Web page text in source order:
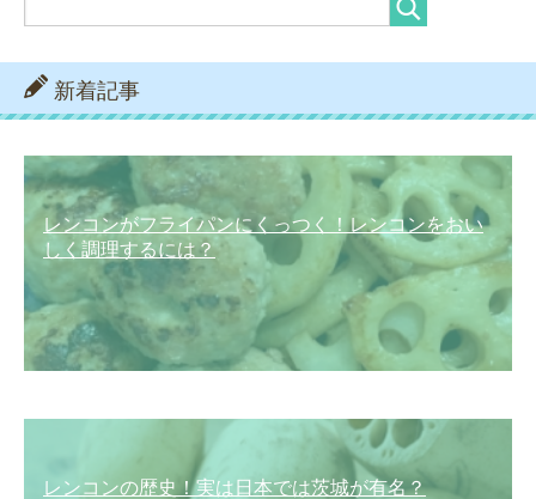
新着記事
レンコンがフライパンにくっつく！レンコンをおい
しく調理するには？
レンコンの歴史！実は日本では茨城が有名？